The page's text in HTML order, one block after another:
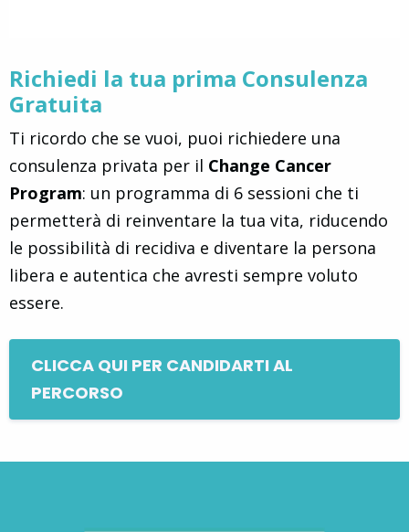
Richiedi la tua prima Consulenza
Gratuita
Ti ricordo che se vuoi, puoi richiedere una
consulenza privata per il Change Cancer
Program: un programma di 6 sessioni che ti
permetterà di reinventare la tua vita, riducendo
le possibilità di recidiva e diventare la persona
libera e autentica che avresti sempre voluto
essere.
CLICCA QUI PER CANDIDARTI AL
PERCORSO